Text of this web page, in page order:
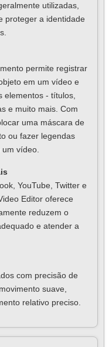
utilizadas,
proteger a identidade
permite registrar
em um vídeo e
elementos - títulos,
e muito mais. Com
uma máscara de
ou fazer legendas
vídeo.
YouTube, Twitter e
Editor oferece
reduzem o
e atender a
com precisão de
suave,
relativo preciso.